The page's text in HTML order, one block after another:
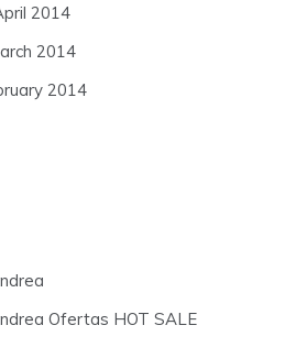
2014
2014
2014
Ofertas HOT SALE